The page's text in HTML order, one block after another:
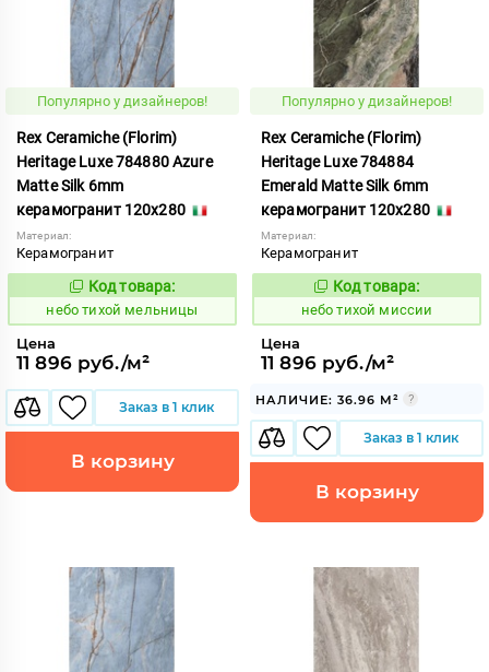
Популярно у дизайнеров!
Rex Ceramiche (Florim)
Heritage Luxe 784880 Azure
Matte Silk 6mm
керамогранит 120x280
Материал:
Керамогранит
1122049
Код товара:
небо тихой мельницы
Цена
11 896 руб./м²
Заказ в 1 клик
В корзину
Популярно у дизайнеров!
Rex Ceramiche (Florim)
Heritage Luxe 784884
Emerald Matte Silk 6mm
керамогранит 120x280
Материал:
Керамогранит
1122052
Код товара:
небо тихой миссии
Цена
11 896 руб./м²
НАЛИЧИЕ: 36.96 М²
Заказ в 1 клик
В корзину